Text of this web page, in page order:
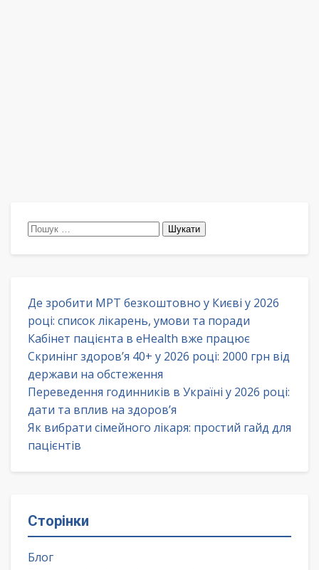
Пошук:
Де зробити МРТ безкоштовно у Києві у 2026
році: список лікарень, умови та поради
Кабінет пацієнта в eHealth вже працює
Скринінг здоров’я 40+ у 2026 році: 2000 грн від
держави на обстеження
Переведення годинників в Україні у 2026 році:
дати та вплив на здоров’я
Як вибрати сімейного лікаря: простий гайд для
пацієнтів
Сторінки
Блог